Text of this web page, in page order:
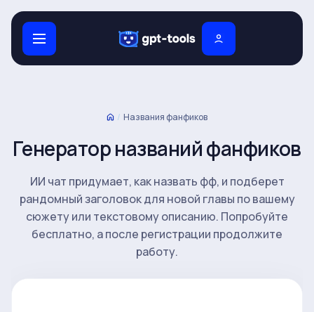
/ Названия фанфиков
Генератор названий фанфиков
ИИ чат придумает, как назвать фф, и подберет
рандомный заголовок для новой главы по вашему
сюжету или текстовому описанию. Попробуйте
бесплатно, а после регистрации продолжите
работу.